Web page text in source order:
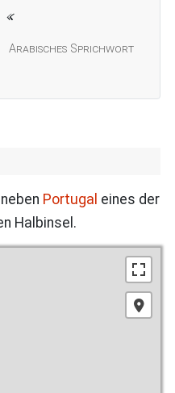
Arabisches Sprichwort
Portugal eines der
Halbinsel.